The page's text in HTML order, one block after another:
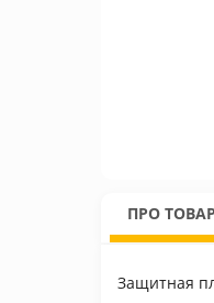
ПРО ТОВАР
Защитная